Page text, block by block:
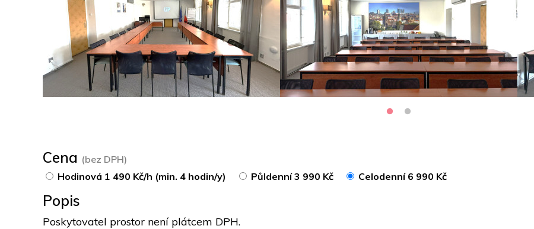
Cena (bez DPH)
Hodinová 1 490 Kč/h (min. 4 hodin/y)
Půldenní 3 990 Kč Celodenní 6 990 Kč
Popis
Poskytovatel prostor není plátcem DPH.